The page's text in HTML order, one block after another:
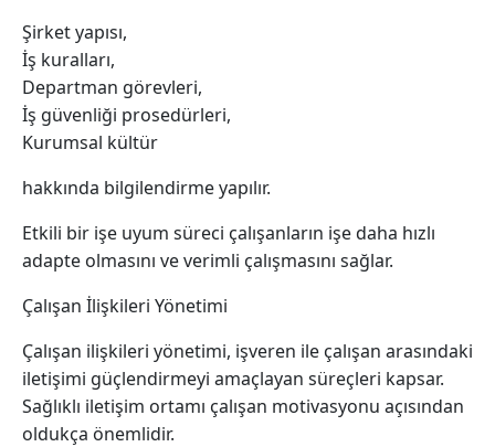
Şirket yapısı,
İş kuralları,
Departman görevleri,
İş güvenliği prosedürleri,
Kurumsal kültür
hakkında bilgilendirme yapılır.
Etkili bir işe uyum süreci çalışanların işe daha hızlı
adapte olmasını ve verimli çalışmasını sağlar.
Çalışan İlişkileri Yönetimi
Çalışan ilişkileri yönetimi, işveren ile çalışan arasındaki
iletişimi güçlendirmeyi amaçlayan süreçleri kapsar.
Sağlıklı iletişim ortamı çalışan motivasyonu açısından
oldukça önemlidir.